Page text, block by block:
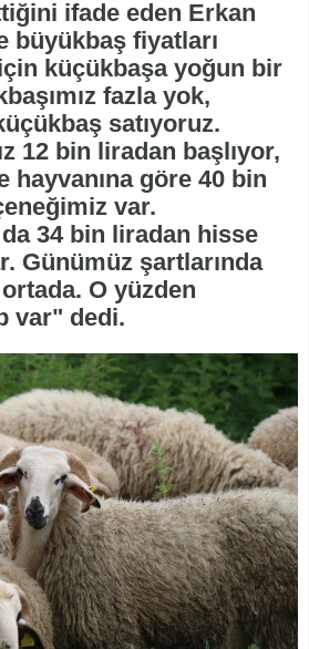
ifade eden Erkan
büyükbaş fiyatları
küçükbaşa yoğun bir
fazla yok,
satıyoruz.
12 bin liradan başlıyor,
hayvanına göre 40 bin
var.
34 bin liradan hisse
Günümüz şartlarında
O yüzden
var" dedi.